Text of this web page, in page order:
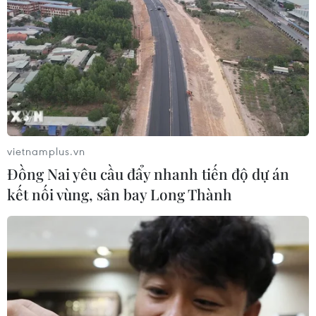
EOS R5 mạnh nhất từ trước đến nay
10/07/2020 01:44
EOS R5 sẽ là mẫu máy ảnh không gương lật mạnh mẽ
nhất của Canon từ trước đến nay với nhiều tính năng
sáng giá cho các nhiếp ảnh gia và quay phim.
vietnamplus.vn
Đồng Nai yêu cầu đẩy nhanh tiến độ dự án
kết nối vùng, sân bay Long Thành